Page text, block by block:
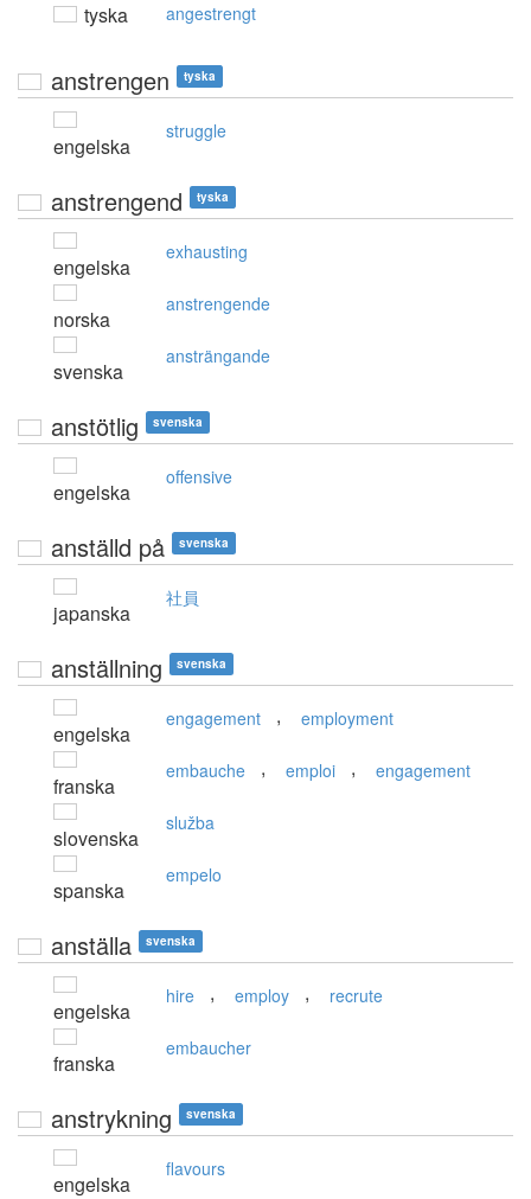
tyska angestrengt
anstrengen tyska
engelska
struggle
anstrengend tyska
engelska
exhausting
norska
anstrengende
svenska
ansträngande
anstötlig svenska
engelska
offensive
anställd på svenska
japanska
社員
anställning svenska
engelska
engagement , employment
franska
embauche , emploi , engagement
slovenska
služba
spanska
empelo
anställa svenska
engelska
hire , employ , recrute
franska
embaucher
anstrykning svenska
engelska
flavours